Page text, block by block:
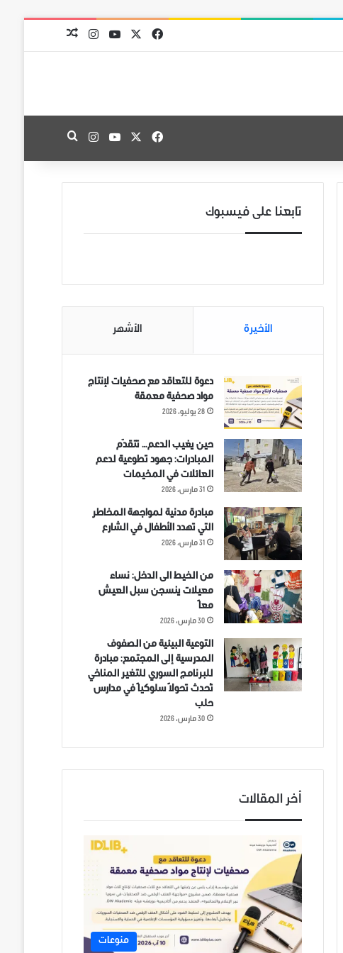
فيسبوك
‫X
‫YouTubeانستقراممقال عشوائي
فيسبوك
‫X
‫YouTubeانستقرامبحث عن
تابعنا على فيسبوك
الأخيرة الأشهر
دعوة للتعاقد مع صحفيات لإنتاج
مواد صحفية معمقة
28 يوليو، 2026
حين يغيب الدعم… تتقدّم
المبادرات: جهود تطوعية لدعم
العائلات في المخيمات
31 مارس، 2026
مبادرة مدنية لمواجهة المخاطر
التي تهدد الأطفال في الشارع
31 مارس، 2026
من الخيط الى الدخل: نساء
معيلات ينسجن سبل العيش
معاً
30 مارس، 2026
التوعية البيئية من الصفوف
المدرسية إلى المجتمع: مبادرة
للبرنامج السوري للتغير المناخي
تُحدث تحولاً سلوكياً في مدارس
حلب
30 مارس، 2026
أخر المقالات
منوعات